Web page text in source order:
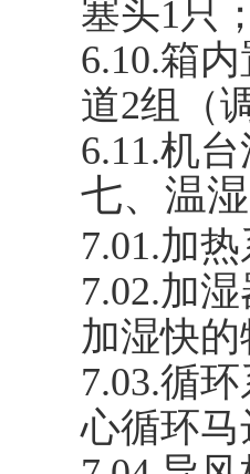
塞头1只
6.10.箱
道2组（
6.11.机
七、温
7.01.加
7.02.加
加湿快
7.03.循
心循环